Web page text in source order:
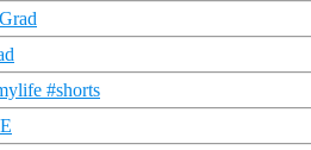
#shorts